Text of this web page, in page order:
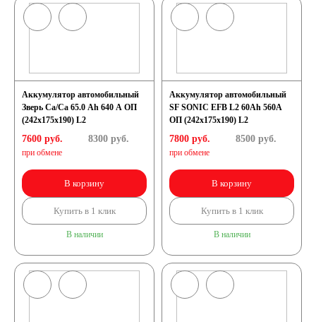
Аккумулятор автомобильный
Зверь Са/Са 65.0 Ah 640 А ОП
(242x175x190) L2
7600 руб.
при обмене
8300руб.
В корзину
Купить в 1 клик
В наличии
Аккумулятор автомобильный
SF SONIC EFB L2 60Ah 560A
ОП (242х175х190) L2
7800 руб.
при обмене
8500руб.
В корзину
Купить в 1 клик
В наличии